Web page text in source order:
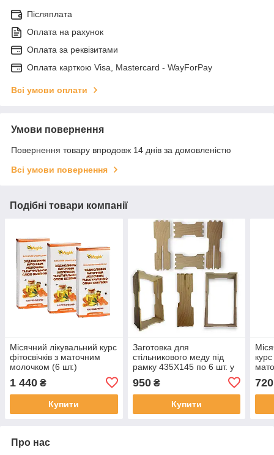
Післяплата
Оплата на рахунок
Оплата за реквізитами
Оплата карткою Visa, Mastercard - WayForPay
Всі умови оплати
Умови повернення
Повернення товару впродовж 14 днів за домовленістю
Всі умови повернення
Подібні товари компанії
Місячний лікувальний курс
фітосвічків з маточним
молочком (6 шт.)
1 440 ₴
Купити
Заготовка для
стільникового меду під
рамку 435Х145 по 6 шт. у
(Комплект 250шт)
(Безкоштовна доставка)
950₴
Купити
720
Про нас